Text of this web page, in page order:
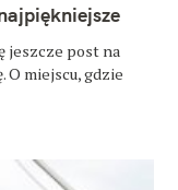
jeszcze post na
O miejscu, gdzie